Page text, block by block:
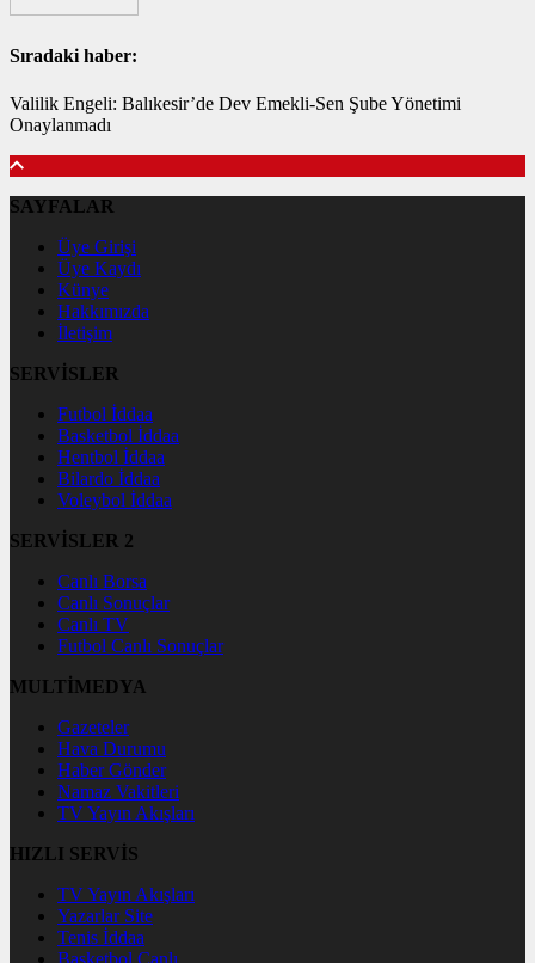
Sıradaki haber:
Valilik Engeli: Balıkesir’de Dev Emekli-Sen Şube Yönetimi
Onaylanmadı
SAYFALAR
Üye Girişi
Üye Kaydı
Künye
Hakkımızda
İletişim
SERVİSLER
Futbol İddaa
Basketbol İddaa
Hentbol İddaa
Bilardo İddaa
Voleybol İddaa
SERVİSLER 2
Canlı Borsa
Canlı Sonuçlar
Canlı TV
Futbol Canlı Sonuçlar
MULTİMEDYA
Gazeteler
Hava Durumu
Haber Gönder
Namaz Vakitleri
TV Yayın Akışları
HIZLI SERVİS
TV Yayın Akışları
Yazarlar Site
Tenis İddaa
Basketbol Canlı